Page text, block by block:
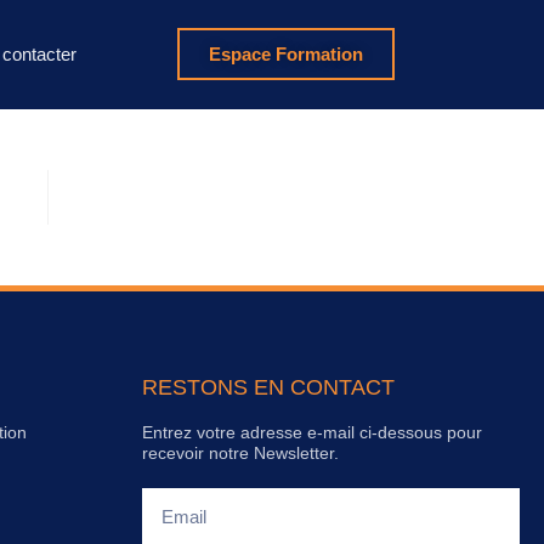
Espace Formation
RESTONS EN CONTACT
Entrez votre adresse e-mail ci-dessous pour
recevoir notre Newsletter.